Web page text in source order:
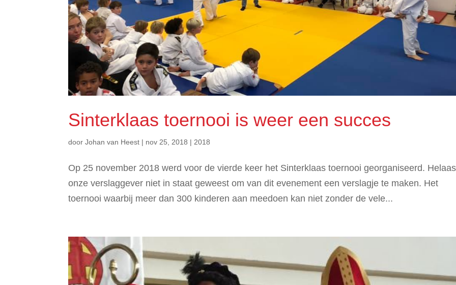
Sinterklaas toernooi is weer een succes
doorJohan van Heest | nov 25, 2018 | 2018
Op 25 november 2018 werd voor de vierde keer het Sinterklaas toernooi georganiseerd.
onze verslaggever niet in staat geweest om van dit evenement een verslagje te maken. Het
toernooi waarbij meer dan 300 kinderen aan meedoen kan niet zonder de vele...